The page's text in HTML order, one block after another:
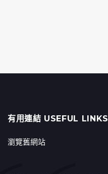
有用連結 USEFUL LINKS
瀏覽舊網站